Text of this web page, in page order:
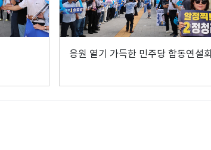
응원 열기 가득한 민주당 합동연설회